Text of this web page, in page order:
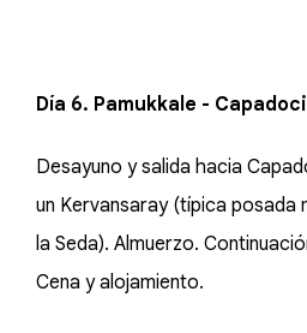
Día 6. Pamukkale -
Desayuno y salida hacia
un Kervansaray (típica posada
la Seda). Almuerzo.
Cena y alojamiento.